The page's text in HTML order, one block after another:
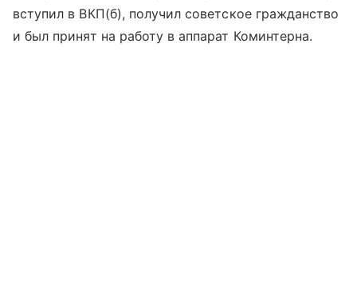
вступил в ВКП(б), получил советское гражданство
и был принят на работу в аппарат Коминтерна.